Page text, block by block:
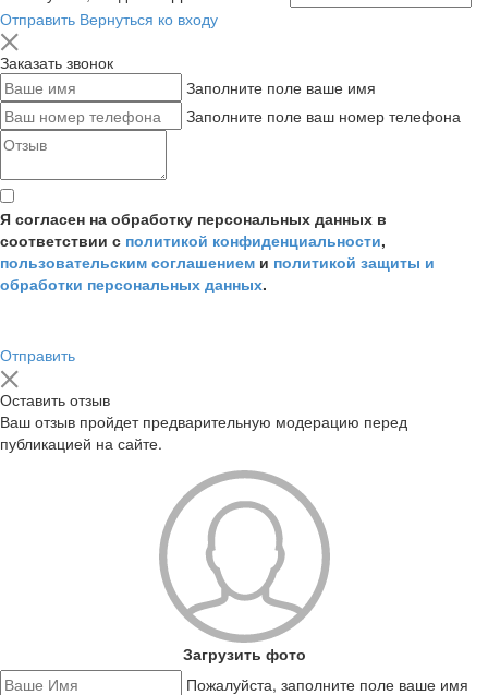
Отправить Вернуться ко входу
Заказать звонок
Заполните поле ваше имя
Заполните поле ваш номер телефона
Я согласен на обработку персональных данных в
соответствии с политикой конфиденциальности,
пользовательским соглашением и политикой защиты и
обработки персональных данных.
Отправить
Оставить отзыв
Ваш отзыв пройдет предварительную модерацию перед
публикацией на сайте.
Загрузить фото
Пожалуйста, заполните поле ваше имя